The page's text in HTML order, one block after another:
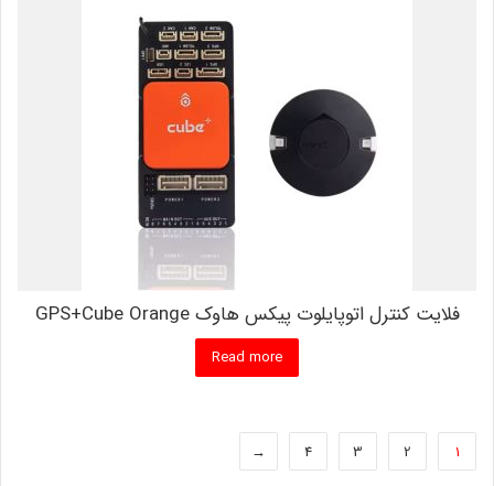
فلایت کنترل اتوپایلوت پیکس هاوک GPS+Cube Orange
Read more
1
2
3
4
←